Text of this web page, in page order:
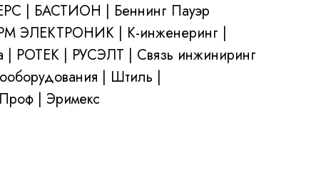
| БАСТИОН | Беннинг Пауэр
ЭЛЕКТРОНИК | К-инженеринг |
| РОТЕК | РУСЭЛТ | Связь инжиниринг
| Штиль |
| Эримекс